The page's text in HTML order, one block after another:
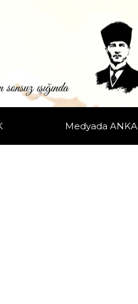
Medyada ANKA